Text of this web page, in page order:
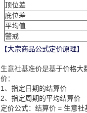
顶位差
底位差
平均值
警戒
【大宗商品公式定价原理】
生意社基准价是基于价格
价：
1、指定日期的结算价
2、指定周期的平均结算价
定价公式：结算价 = 生意社